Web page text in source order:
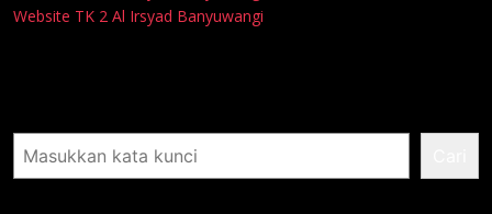
Website TK 2 Al Irsyad Banyuwangi